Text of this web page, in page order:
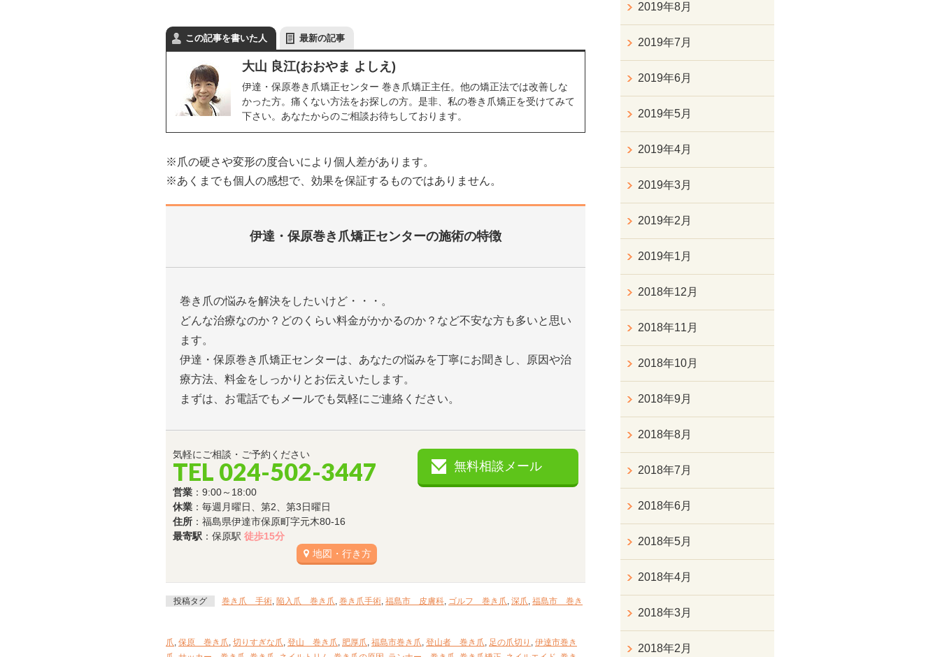
この記事を書いた人 最新の記事
大山 良江(おおやま よしえ)
伊達・保原巻き爪矯正センター 巻き爪矯正主任。他の矯正法では改善しな
かった方。痛くない方法をお探しの方。是非、私の巻き爪矯正を受けてみて
下さい。あなたからのご相談お待ちしております。
※爪の硬さや変形の度合いにより個人差があります。
※あくまでも個人の感想で、効果を保証するものではありません。
伊達・保原巻き爪矯正センターの施術の特徴
巻き爪の悩みを解決をしたいけど・・・。
どんな治療なのか？どのくらい料金がかかるのか？など不安な方も多いと思い
ます。
伊達・保原巻き爪矯正センターは、あなたの悩みを丁寧にお聞きし、原因や治
療方法、料金をしっかりとお伝えいたします。
まずは、お電話でもメールでも気軽にご連絡ください。
気軽にご相談・ご予約ください
TEL 024-502-3447
営業 ：9:00～18:00
休業 ：毎週月曜日、第2、第3日曜日
住所 ：福島県伊達市保原町字元木80-16
最寄駅 ：保原駅 徒歩15分
地図・行き方
無料相談メール
投稿タグ 巻き爪 手術, 陥入爪 巻き爪, 巻き爪手術, 福島市 皮膚科, ゴルフ 巻き爪, 深爪, 福島市 巻き
爪, 保原 巻き爪, 切りすぎな爪, 登山 巻き爪, 肥厚爪, 福島市巻き爪, 登山者 巻き爪, 足の爪切り , 伊達市巻き
2019年8月
2019年7月
2019年6月
2019年5月
2019年4月
2019年3月
2019年2月
2019年1月
2018年12月
2018年11月
2018年10月
2018年9月
2018年8月
2018年7月
2018年6月
2018年5月
2018年4月
2018年3月
2018年2月